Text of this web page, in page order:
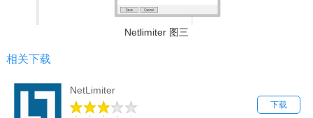
Netlimiter 图三
相关下载
下载
NetLimiter